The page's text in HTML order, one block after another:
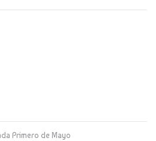
Primero de Mayo